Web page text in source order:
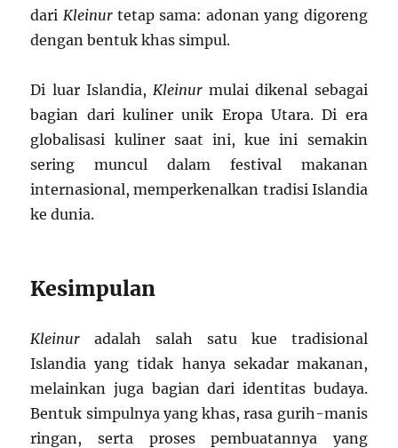
dari Kleinurtetap sama: adonan yang digoreng
dengan bentuk khas simpul.
Di luar Islandia, Kleinur mulai dikenal sebagai
bagian dari kuliner unik Eropa Utara. Di era
globalisasi kuliner saat ini, kue ini semakin
sering muncul dalam festival makanan
internasional, memperkenalkan tradisi Islandia
ke dunia.
Kesimpulan
Kleinur adalah salah satu kue tradisional
Islandia yang tidak hanya sekadar makanan,
melainkan juga bagian dari identitas budaya.
Bentuk simpulnya yang khas, rasa gurih-manis
ringan, serta proses pembuatannya yang